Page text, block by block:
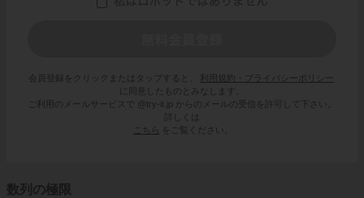
会員登録をクリックまたはタップすると、
利用規約・プライバシーポリシー
に同意したものとみなします。
ご利用のメールサービスで @try-it.jp からのメールの受信を許可して下さい。
詳しくは
こちら
をご覧ください。
数列の極限